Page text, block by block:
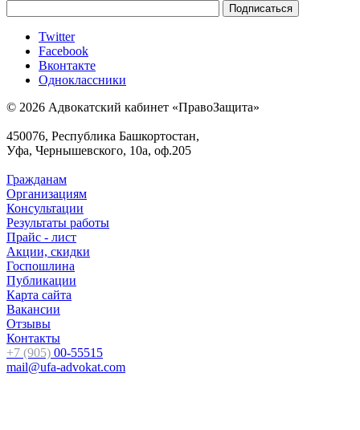
Twitter
Facebook
Вконтакте
Одноклассники
© 2026 Адвокатский кабинет «ПравоЗащита»
450076, Республика Башкортостан,
Уфа, Чернышевского, 10а, оф.205
Гражданам
Организациям
Консультации
Результаты работы
Прайс - лист
Акции, скидки
Госпошлина
Публикации
Карта сайта
Вакансии
Отзывы
Контакты
+7 (905) 00-55515
mail@ufa-advokat.com